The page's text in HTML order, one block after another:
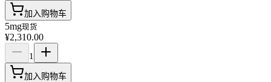
加入购物车
5mg现货
¥2,310.00
1
加入购物车